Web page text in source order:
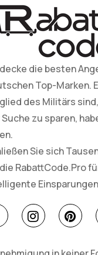
die besten
Top-Marken.
des Militärs
zu sparen,
Sie sich
RabattCode.Pro